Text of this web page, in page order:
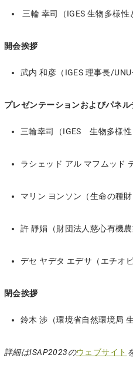
三輪 幸司（IGES 生物多様性
開会挨拶
武内 和彦（IGES 理事長/
プレゼンテーションおよびパネ
三輪幸司（IGES 生物多様
ラシェッド アル マフムッド
マリン ヨンソン（生命の種財
許 靜娟（財団法人慈心有機
デセ ヤデタ エデサ（エチ
閉会挨拶
鈴木 渉（環境省自然環境局
詳細はISAP2023のウェブサイト